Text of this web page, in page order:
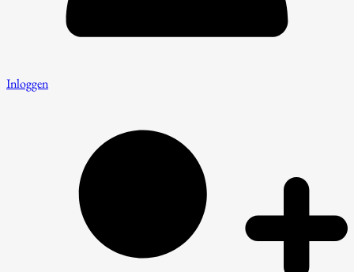
Inloggen